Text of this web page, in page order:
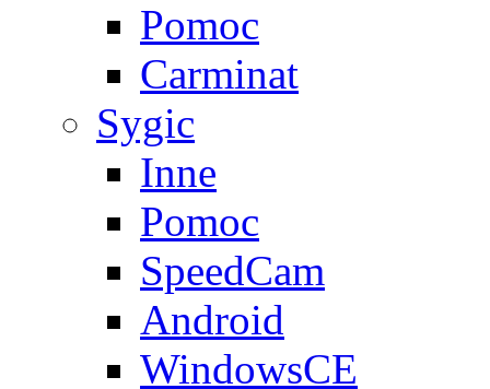
Pomoc
Carminat
Sygic
Inne
Pomoc
SpeedCam
Android
WindowsCE